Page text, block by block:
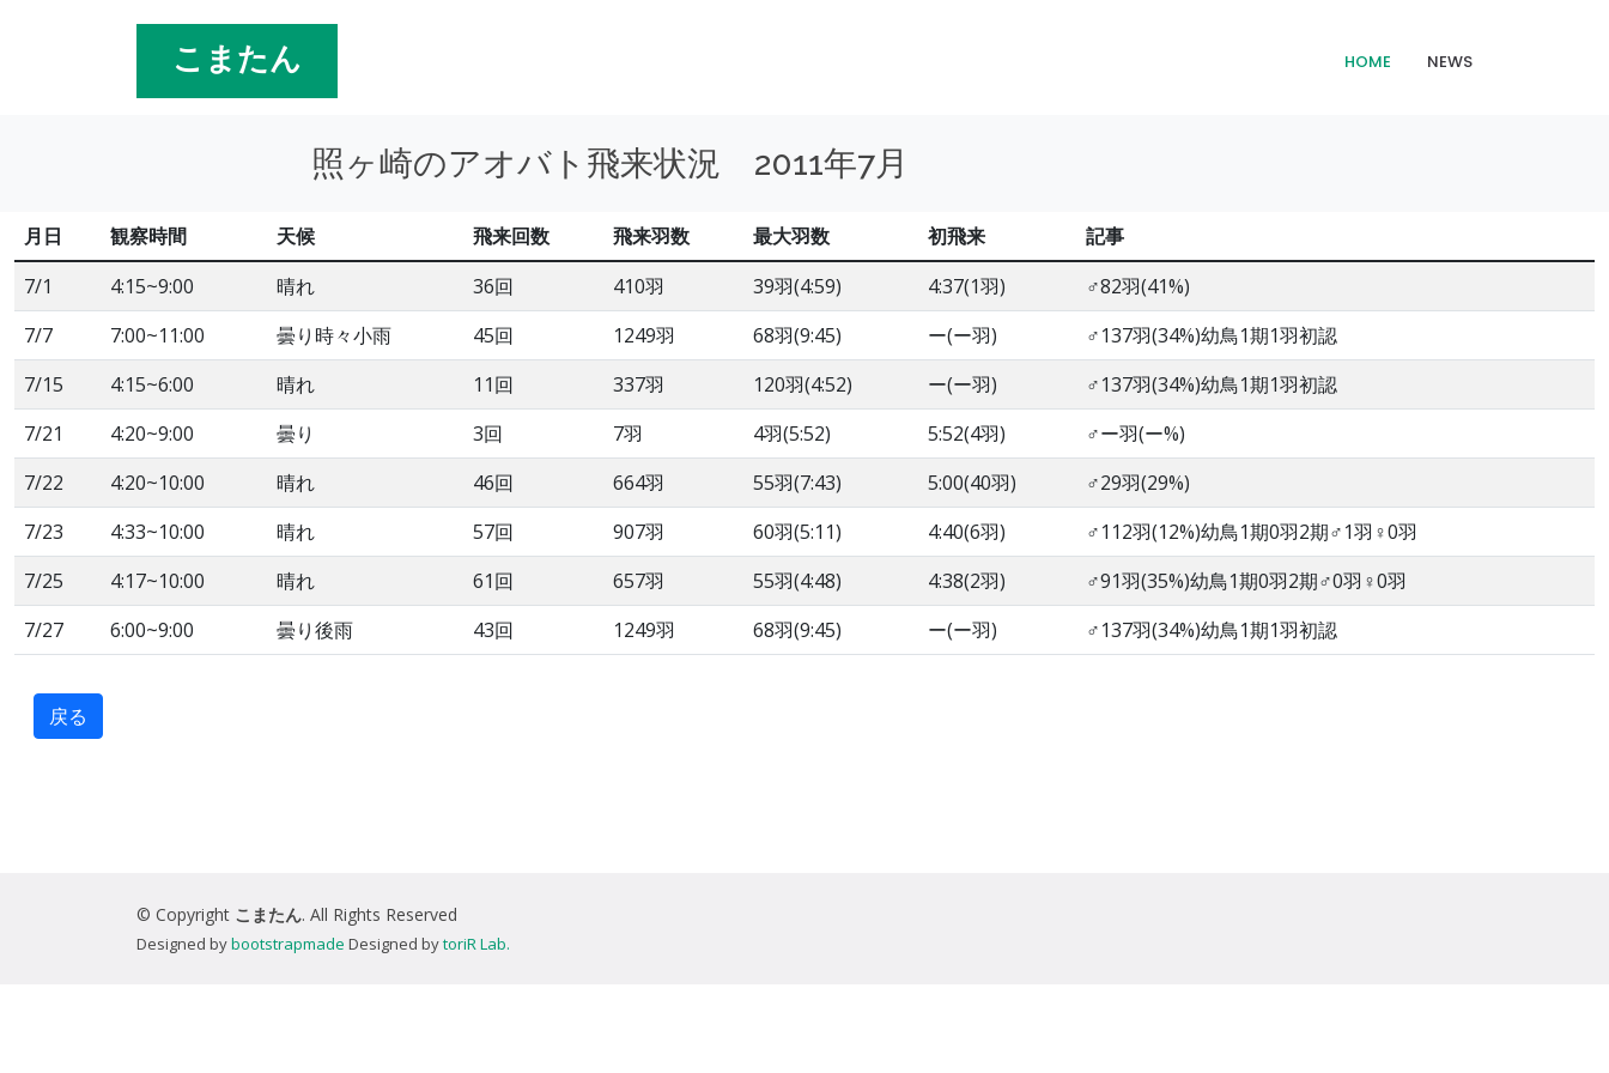
こまたん HOME NEWS
照ヶ崎のアオバト飛来状況 2011年7月
月日 観察時間 天候 飛来回数 飛来羽数 最大羽数 初飛来
記事
7/1
4:15~9:00 晴れ 36回 410羽 39羽(4:59) 4:37(1羽)
♂82羽(41%)
7/7
7:00~11:00 曇り時々小雨 45回 1249羽 68羽(9:45) ー(ー羽)
♂137羽(34%)幼鳥1期1羽初認
7/15
4:15~6:00 晴れ 11回 337羽 120羽(4:52) ー(ー羽)
♂137羽(34%)幼鳥1期1羽初認
7/21
4:20~9:00 曇り 3回 7羽 4羽(5:52) 5:52(4羽)
♂ー羽(ー%)
7/22
4:20~10:00 晴れ 46回 664羽 55羽(7:43) 5:00(40羽)
♂29羽(29%)
7/23
4:33~10:00 晴れ 57回 907羽 60羽(5:11) 4:40(6羽)
♂112羽(12%)幼鳥1期0羽2期♂1羽♀0羽
7/25
4:17~10:00 晴れ 61回 657羽 55羽(4:48) 4:38(2羽)
♂91羽(35%)幼鳥1期0羽2期♂0羽♀0羽
7/27
6:00~9:00 曇り後雨 43回 1249羽 68羽(9:45) ー(ー羽) ♂137羽(34%)幼鳥1期1羽初認
戻る
© Copyright こまたん. All Rights Reserved
Designed bybootstrapmade Designed bytoriR Lab.